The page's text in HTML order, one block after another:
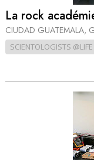
La rock
CIUDAD GUATEMALA,
SCIENTOLOGISTS @LIFE